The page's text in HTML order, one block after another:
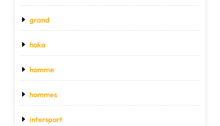
grand
hoka
homme
hommes
intersport